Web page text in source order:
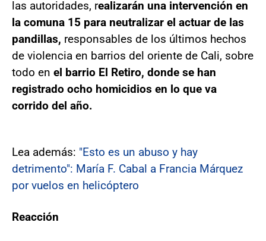
las autoridades, realizarán una intervención en
la comuna 15 para neutralizar el actuar de las
pandillas, responsables de los últimos hechos
de violencia en barrios del oriente de Cali, sobre
todo en el barrio El Retiro, donde se han
registrado ocho homicidios en lo que va
corrido del año.
Lea además: "Esto es un abuso y hay
detrimento": María F. Cabal a Francia Márquez
por vuelos en helicóptero
Reacción